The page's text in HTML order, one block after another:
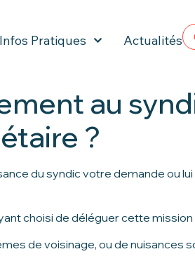
Infos Pratiques Actualités
au
?
du syndic votre demande ou
choisi de déléguer cette
de voisinage, ou de nuisances